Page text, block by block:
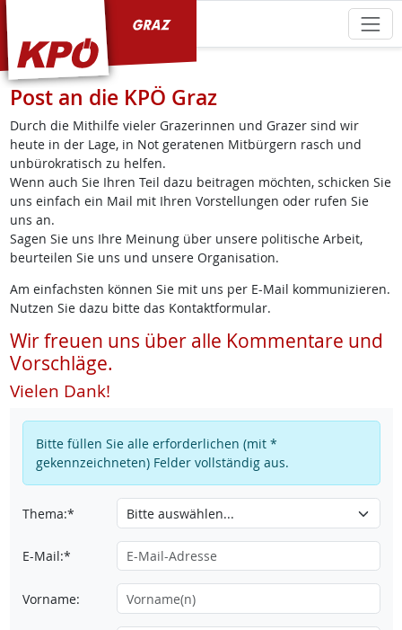
Post an die KPÖ Graz
Durch die Mithilfe vieler Grazerinnen und Grazer sind wir
heute in der Lage, in Not geratenen Mitbürgern rasch und
unbürokratisch zu helfen.
Wenn auch Sie Ihren Teil dazu beitragen möchten, schicken Sie
uns einfach ein Mail mit Ihren Vorstellungen oder rufen Sie
uns an.
Sagen Sie uns Ihre Meinung über unsere politische Arbeit,
beurteilen Sie uns und unsere Organisation.
Am einfachsten können Sie mit uns per E-Mail kommunizieren.
Nutzen Sie dazu bitte das Kontaktformular.
Wir freuen uns über alle Kommentare und
Vorschläge.
Vielen Dank!
Bitte füllen Sie alle erforderlichen (mit *
gekennzeichneten) Felder vollständig aus.
Thema:*
E-Mail:*
Vorname: